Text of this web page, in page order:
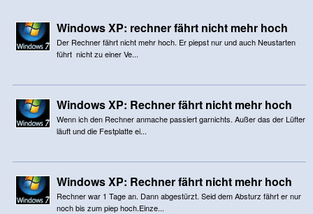
Windows XP: rechner fährt nicht mehr hoch
Der Rechner fährt nicht mehr hoch. Er piepst nur und auch Neustarten
führt nicht zu einer Ve...
Windows XP: Rechner fährt nicht mehr hoch
Wenn ich den Rechner anmache passiert garnichts. Außer das der Lüfter
läuft und die Festplatte ei...
Windows XP: Rechner fährt nicht mehr hoch
Rechner war 1 Tage an. Dann abgestürzt. Seid dem Absturz fährt er nur
noch bis zum piep hoch.Einze...